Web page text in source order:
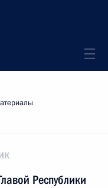
Республики